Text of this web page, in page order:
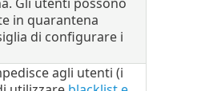
in quarantena
di configurare i
agli utenti (i